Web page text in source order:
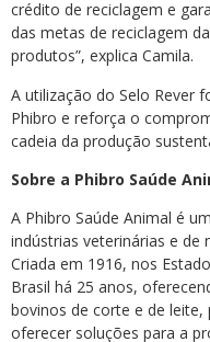
crédito de reciclagem e
das metas de reciclagem
produtos”, explica Camila.
A utilização do Selo Rever
Phibro e reforça o
cadeia da produção
Sobre a Phibro Saúde
A Phibro Saúde Animal é
indústrias veterinárias e de
Criada em 1916, nos
Brasil há 25 anos,
bovinos de corte e de leite,
oferecer soluções para a